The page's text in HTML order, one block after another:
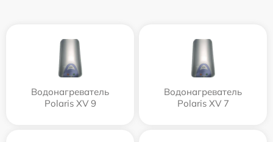
Водонагреватель
Polaris XV 9
Водонагреватель
Polaris XV 7